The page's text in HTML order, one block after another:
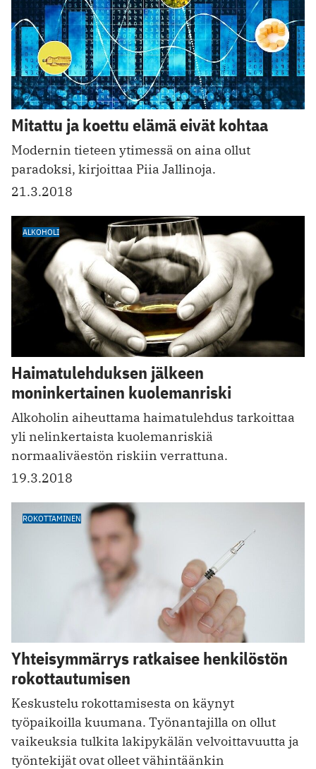
Mitattu ja koettu elämä eivät kohtaa
Modernin tieteen ytimessä on aina ollut
paradoksi, kirjoittaa Piia Jallinoja.
21.3.2018
ALKOHOLI
Haimatulehduksen jälkeen
moninkertainen kuolemanriski
Alkoholin aiheuttama haimatulehdus tarkoittaa
yli nelinkertaista kuolemanriskiä
normaaliväestön riskiin verrattuna.
19.3.2018
ROKOTTAMINEN
Yhteisymmärrys ratkaisee henkilöstön
rokottautumisen
Keskustelu rokottamisesta on käynyt
työpaikoilla kuumana. ­Työnantajilla on ollut
vaikeuksia tulkita lakipykälän velvoittavuutta ja
työntekijät ovat olleet vähintäänkin